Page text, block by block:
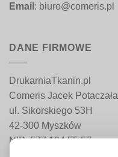
Email : biuro@comeris.pl
DANE FIRMOWE
DrukarniaTkanin.pl
Comeris Jacek Potaczała
ul. Sikorskiego 53H
42-300 Myszków
NIP: 577 194 55 57